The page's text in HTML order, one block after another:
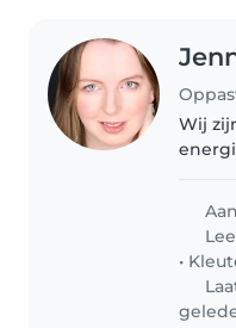
Wij
•